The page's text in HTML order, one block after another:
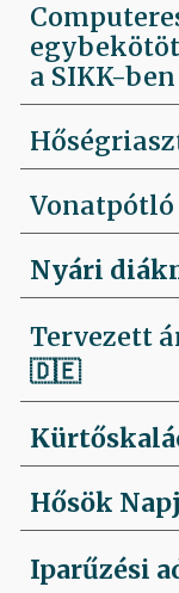
a SIKK-ben
Nyári
Tervezett
🇩🇪
Hősök
Iparűzési